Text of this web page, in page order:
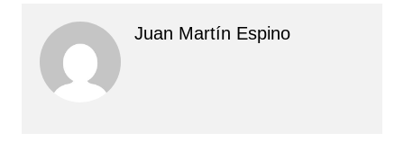
Juan Martín Espino